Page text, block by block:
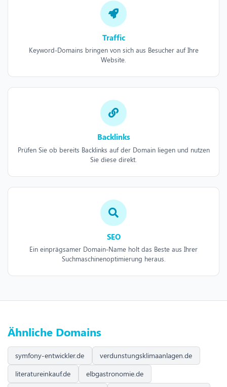
Traffic
Keyword-Domains bringen von sich aus Besucher auf Ihre
Website.
Backlinks
Prüfen Sie ob bereits Backlinks auf der Domain liegen und nutzen
Sie diese direkt.
SEO
Ein einprägsamer Domain-Name holt das Beste aus Ihrer
Suchmaschinenoptimierung heraus.
Ähnliche Domains
symfony-entwickler.de
verdunstungsklimaanlagen.de
literatureinkauf.de
elbgastronomie.de